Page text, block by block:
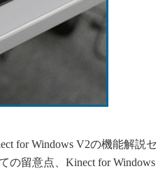
for Windows V2の機能解説セ
の留意点、Kinect for Windows